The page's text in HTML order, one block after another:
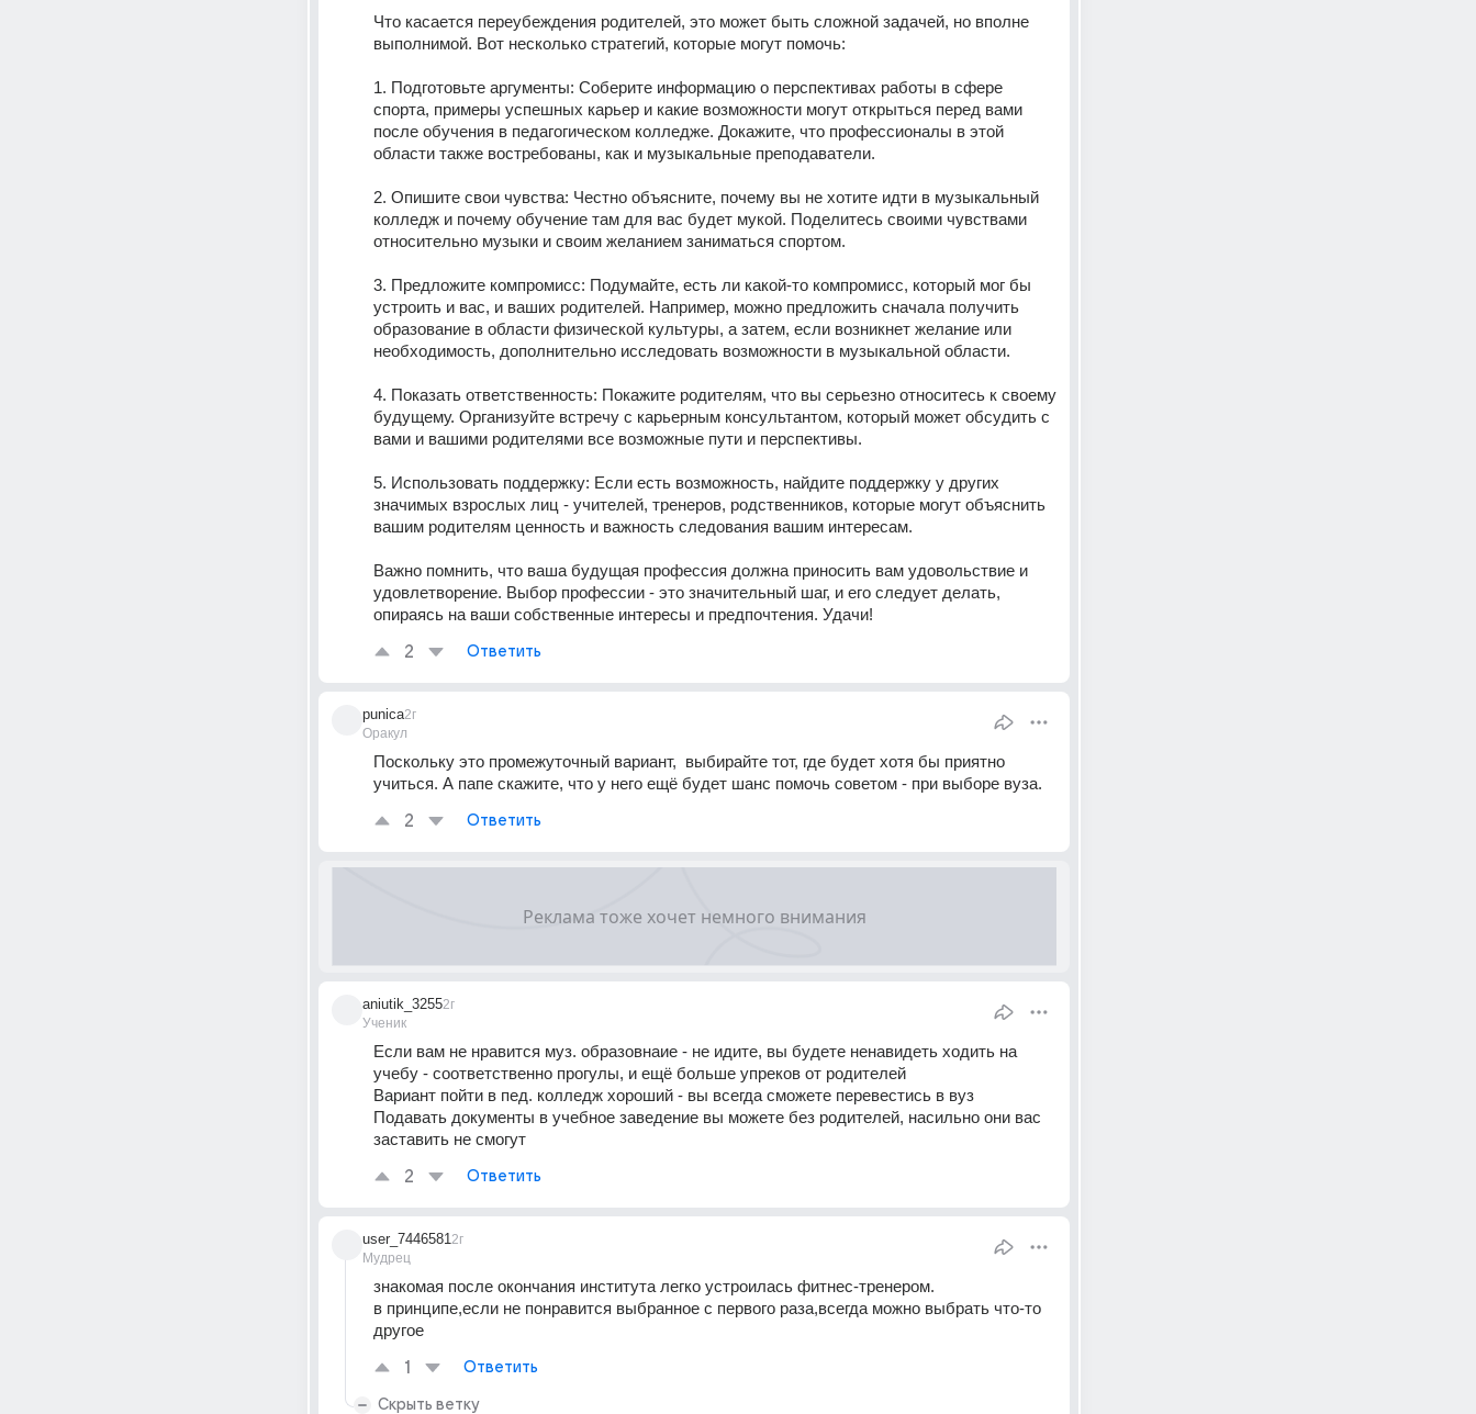
Что касается переубеждения родителей, это может быть сложной задачей, но вполне
выполнимой. Вот несколько стратегий, которые могут помочь:
1. Подготовьте аргументы: Соберите информацию о перспективах работы в сфере
спорта, примеры успешных карьер и какие возможности могут открыться перед вами
после обучения в педагогическом колледже. Докажите, что профессионалы в этой
области также востребованы, как и музыкальные преподаватели.
2. Опишите свои чувства: Честно объясните, почему вы не хотите идти в музыкальный
колледж и почему обучение там для вас будет мукой. Поделитесь своими чувствами
относительно музыки и своим желанием заниматься спортом.
3. Предложите компромисс: Подумайте, есть ли какой-то компромисс, который мог бы
устроить и вас, и ваших родителей. Например, можно предложить сначала получить
образование в области физической культуры, а затем, если возникнет желание или
необходимость, дополнительно исследовать возможности в музыкальной области.
4. Показать ответственность: Покажите родителям, что вы серьезно относитесь к своему
будущему. Организуйте встречу с карьерным консультантом, который может обсудить с
вами и вашими родителями все возможные пути и перспективы.
5. Использовать поддержку: Если есть возможность, найдите поддержку у других
значимых взрослых лиц - учителей, тренеров, родственников, которые могут объяснить
вашим родителям ценность и важность следования вашим интересам.
Важно помнить, что ваша будущая профессия должна приносить вам удовольствие и
удовлетворение. Выбор профессии - это значительный шаг, и его следует делать,
опираясь на ваши собственные интересы и предпочтения. Удачи!
2 Ответить
punica
Оракул
2г
Поскольку это промежуточный вариант,  выбирайте тот, где будет хотя бы приятно
учиться. А папе скажите, что у него ещё будет шанс помочь советом - при выборе вуза.
2 Ответить
aniutik_3255
Ученик
2г
Если вам не нравится муз. образовнаие - не идите, вы будете ненавидеть ходить на
учебу - соответственно прогулы, и ещё больше упреков от родителей
Вариант пойти в пед. колледж хороший - вы всегда сможете перевестись в вуз
Подавать документы в учебное заведение вы можете без родителей, насильно они вас
заставить не смогут
2 Ответить
user_7446581
Мудрец
2г
знакомая после окончания института легко устроилась фитнес-тренером.
в принципе,если не понравится выбранное с первого раза,всегда можно выбрать что-то
другое
1 Ответить
Скрыть ветку